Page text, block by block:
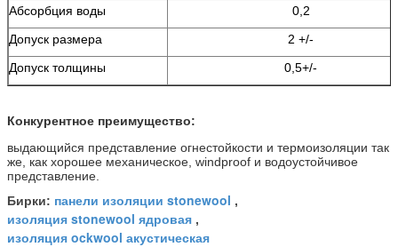
Абсорбция воды
0,2
Допуск размера
2 +/-
Допуск толщины
0,5+/-
Конкурентное преимущество:
выдающийся представление огнестойкости и термоизоляции так
же, как хорошее механическое, windproof и водоустойчивое
представление.
Бирки: панели изоляции stonewool ,
изоляция stonewool ядровая ,
изоляция ockwool акустическая